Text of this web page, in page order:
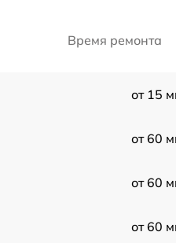
Время ремонта
от 15
от 60
от 60
от 60